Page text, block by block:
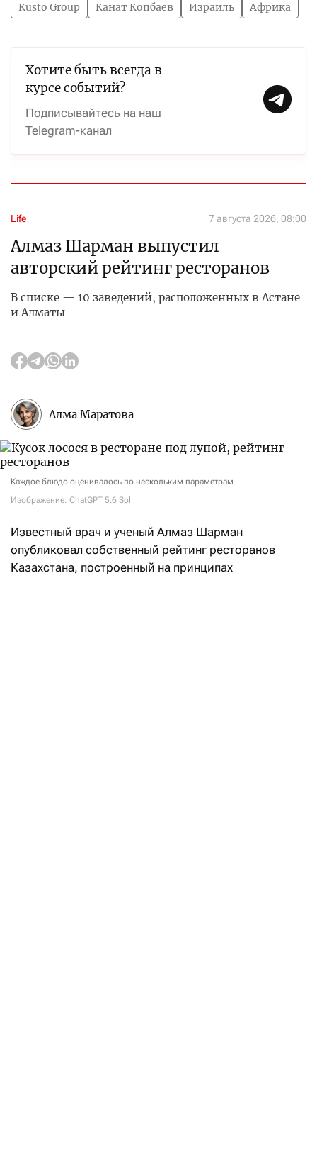
Kusto Group Канат Копбаев Израиль Африка
Хотите быть всегда в
курсе событий?
Подписывайтесь на наш
Telegram-канал
Life 7 августа 2026, 08:00
Алмаз Шарман выпустил
авторский рейтинг ресторанов
В списке — 10 заведений, расположенных в Астане
и Алматы
Алма Маратова
Каждое блюдо оценивалось по нескольким параметрам
Изображение: ChatGPT 5.6 Sol
Известный врач и ученый Алмаз Шарман
опубликовал собственный рейтинг ресторанов
Казахстана, построенный на принципах